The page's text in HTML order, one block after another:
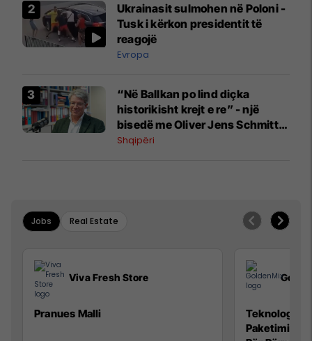
Ukrainasit sulmohen në Poloni -
Tusk i kërkon presidentit të
reagojë
Evropa
“Në Ballkan po lind diçka
historikisht krejt e re” - një
bisedë me Oliver Jens Schmitt
mbi protestat në Shqipëri dhe të
Shqipëri
Jobs Real Estate
Viva Fresh Store
Pranues Malli
Teknolog/e
Paketimin e